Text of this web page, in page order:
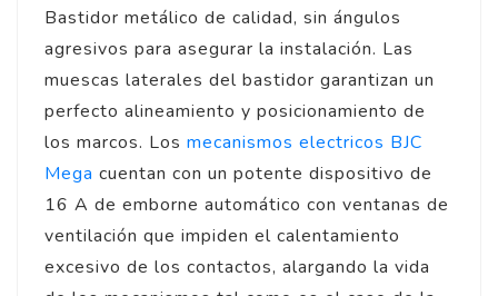
Bastidor metálico de calidad, sin ángulos
agresivos para asegurar la instalación. Las
muescas laterales del bastidor garantizan un
perfecto alineamiento y posicionamiento de
los marcos. Los mecanismos electricos BJC
Mega cuentan con un potente dispositivo de
16 A de emborne automático con ventanas de
ventilación que impiden el calentamiento
excesivo de los contactos, alargando la vida